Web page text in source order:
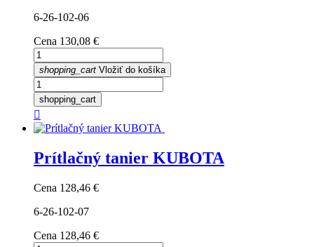
6-26-102-06
Cena 130,08 €
shopping_cart Vložiť do košíka
shopping_cart

Prítlačný tanier KUBOTA
Cena 128,46 €
6-26-102-07
Cena 128,46 €